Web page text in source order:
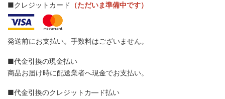
■クレジットカード （ただいま準備中です）
発送前にお支払い。手数料はございません。
■代金引換の現金払い
商品お届け時に配送業者へ現金でお支払い。
■代金引換のクレジットカ―ド払い